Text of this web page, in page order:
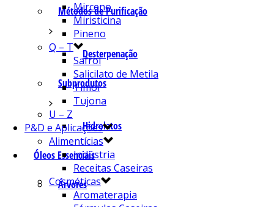
Métodos de Purificação
Desterpenação
Subprodutos
Hidrolatos
Óleos Essenciais
Árvores
Mirceno
Miristicina
Pineno
Q – T
Safrol
Salicilato de Metila
Timol
Tujona
U – Z
P&D e Aplicações
Alimentícias
Indústria
Receitas Caseiras
Cosméticas
Aromaterapia